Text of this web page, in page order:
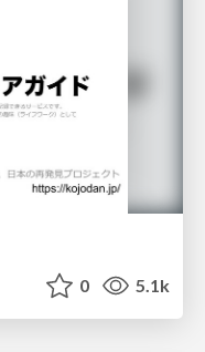
0 5.1k